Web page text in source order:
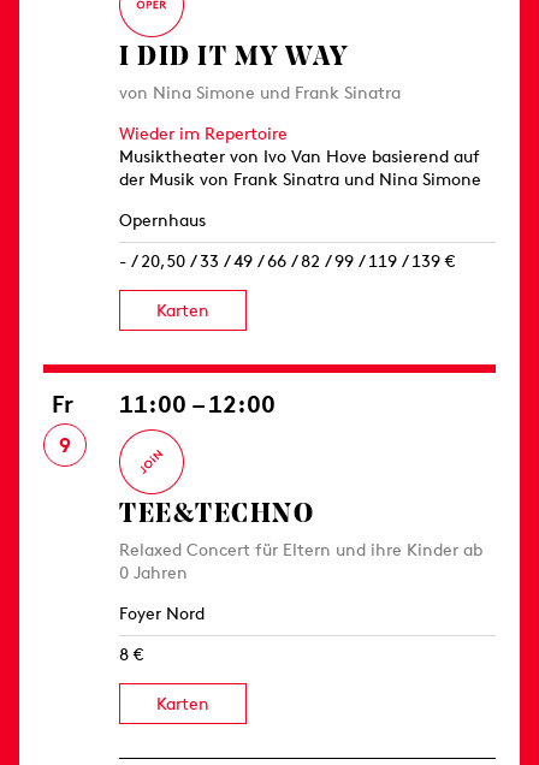
I DID IT MY WAY
von Nina Simone und Frank Sinatra
Wieder im Repertoire
Musiktheater von Ivo Van Hove basierend auf
der Musik von Frank Sinatra und Nina Simone
Opernhaus
- / 20,50 / 33 / 49 / 66 / 82 / 99 / 119 / 139 €
Karten
Fr
9
11:00 – 12:00
TEE&TECHNO
Relaxed Concert für Eltern und ihre Kinder ab
0 Jahren
Foyer Nord
8 €
Karten